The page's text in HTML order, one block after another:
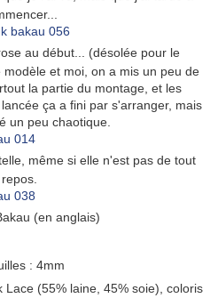
au début... (désolée pour le
et moi, on a mis un peu de
la partie du montage, et les
ça a fini par s'arranger, mais
un peu chaotique.
même si elle n'est pas de tout
repos.
(en anglais)
: 4mm
Lace (55% laine, 45% soie), coloris